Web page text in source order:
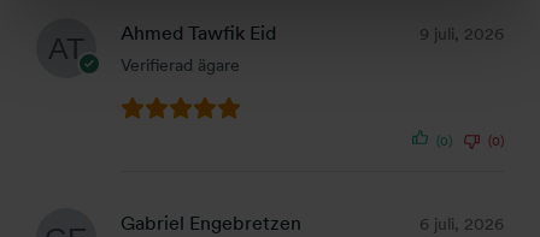
Ahmed Tawfik Eid
Verifierad ägare
9 juli, 2026
(0) (0)
Gabriel Engebretzen 6 juli, 2026